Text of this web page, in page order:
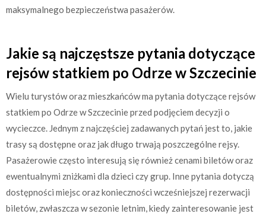
maksymalnego bezpieczeństwa pasażerów.
Jakie są najczęstsze pytania dotyczące
rejsów statkiem po Odrze w Szczecinie
Wielu turystów oraz mieszkańców ma pytania dotyczące rejsów
statkiem po Odrze w Szczecinie przed podjęciem decyzji o
wycieczce. Jednym z najczęściej zadawanych pytań jest to, jakie
trasy są dostępne oraz jak długo trwają poszczególne rejsy.
Pasażerowie często interesują się również cenami biletów oraz
ewentualnymi zniżkami dla dzieci czy grup. Inne pytania dotyczą
dostępności miejsc oraz konieczności wcześniejszej rezerwacji
biletów, zwłaszcza w sezonie letnim, kiedy zainteresowanie jest